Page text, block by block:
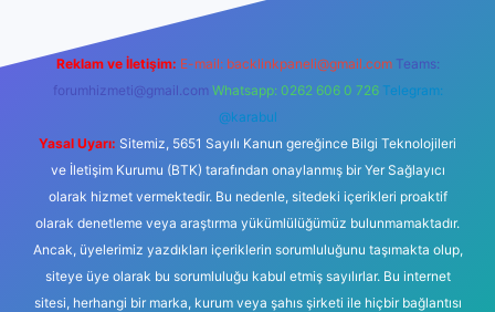
Reklam ve İletişim: E-mail: backlinkpaneli@gmail.com Teams:
forumhizmeti@gmail.com Whatsapp: 0262 606 0 726 Telegram:
@karabul
Yasal Uyarı: Sitemiz, 5651 Sayılı Kanun gereğince Bilgi Teknolojileri
ve İletişim Kurumu (BTK) tarafından onaylanmış bir Yer Sağlayıcı
olarak hizmet vermektedir. Bu nedenle, sitedeki içerikleri proaktif
olarak denetleme veya araştırma yükümlülüğümüz bulunmamaktadır.
Ancak, üyelerimiz yazdıkları içeriklerin sorumluluğunu taşımakta olup,
siteye üye olarak bu sorumluluğu kabul etmiş sayılırlar. Bu internet
sitesi, herhangi bir marka, kurum veya şahıs şirketi ile hiçbir bağlantısı